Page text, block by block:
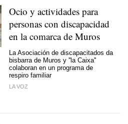
Ocio y actividades para
personas con discapacidad
en la comarca de Muros
La Asociación de discapacitados da
bisbarra de Muros y ''la Caixa''
colaboran en un programa de
respiro familiar
LA VOZ